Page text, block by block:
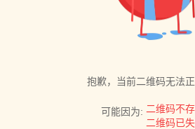
抱歉，当前二维码无法
可能因为: 二维码不存
二维码已失